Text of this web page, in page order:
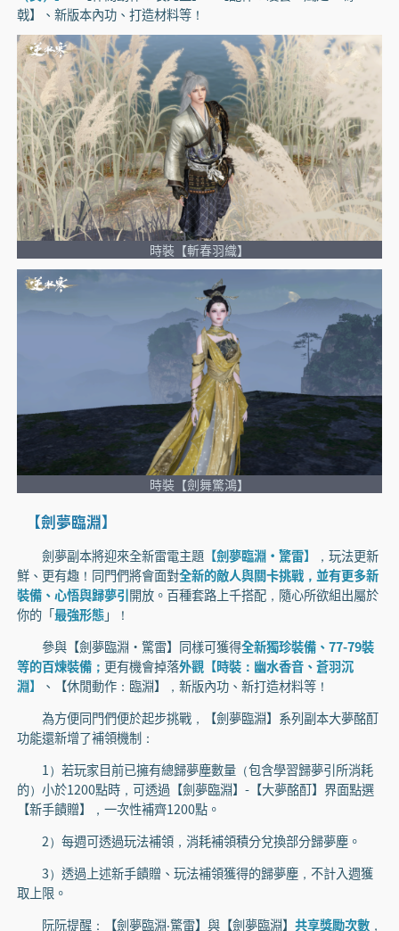
戟】、新版本內功、打造材料等！
時裝【斬春羽織】
時裝【劍舞驚鴻】
【劍夢臨淵】
劍夢副本將迎來全新雷電主題【劍夢臨淵·驚雷】
，玩法更新
鮮、更有趣！同門們將會面對全新的敵人與關卡挑戰，並有更多新
裝備、心悟與歸夢引開放。百種套路上千搭配，隨心所欲組出屬於
你的「最強形態」！
參與【劍夢臨淵·驚雷】同樣可獲得全新獨珍裝備、77-79裝
等的百煉裝備； 更有機會掉落外觀【時裝：幽水香音、蒼羽沉
淵】
、【休閒動作：臨淵】，新版內功、新打造材料等！
為方便同門們便於起步挑戰，【劍夢臨淵】系列副本大夢酩酊
功能還新增了補領機制：
1）若玩家目前已擁有總歸夢塵數量（包含學習歸夢引所消耗
的）小於1200點時，可透過【劍夢臨淵】-【大夢酩酊】界面點選
【新手饋贈】，一次性補齊1200點。
2）每週可透過玩法補領，消耗補領積分兌換部分歸夢塵。
3）透過上述新手饋贈、玩法補領獲得的歸夢塵，不計入週獲
取上限。
阮阮提醒：【劍夢臨淵‧驚雷】與【劍夢臨淵】 共享獎勵次數，